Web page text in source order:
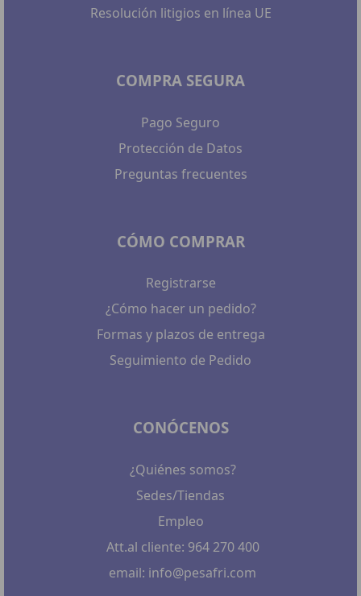
Resolución litigios en línea UE
COMPRA SEGURA
Pago Seguro
Protección de Datos
Preguntas frecuentes
CÓMO COMPRAR
Registrarse
¿Cómo hacer un pedido?
Formas y plazos de entrega
Seguimiento de Pedido
CONÓCENOS
¿Quiénes somos?
Sedes/Tiendas
Empleo
Att.al cliente: 964 270 400
email: info@pesafri.com